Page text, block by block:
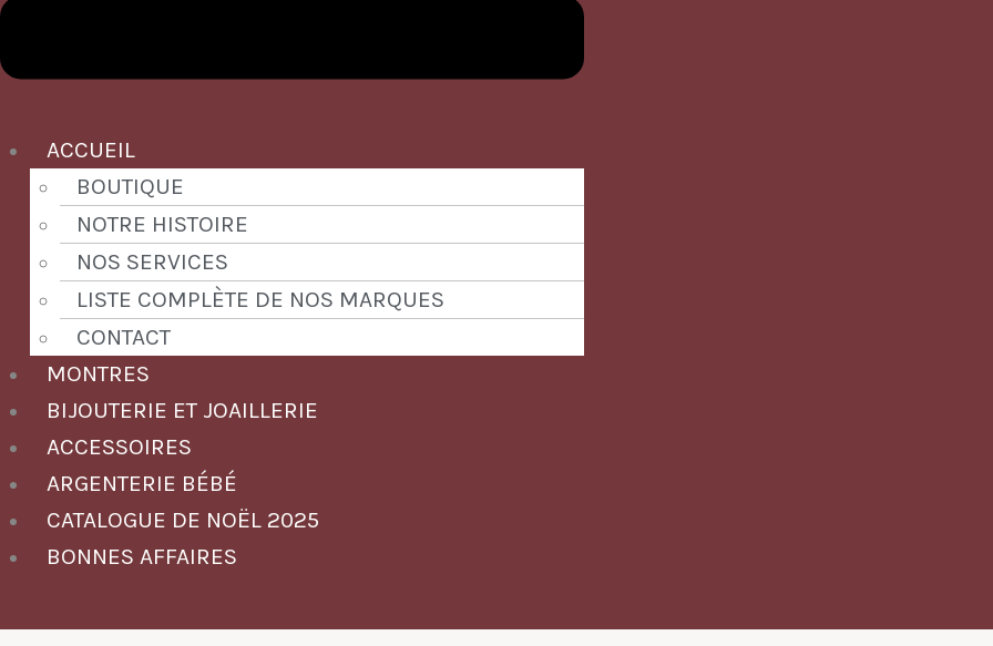
ACCUEIL
BOUTIQUE
NOTRE HISTOIRE
NOS SERVICES
LISTE COMPLÈTE DE NOS MARQUES
CONTACT
MONTRES
BIJOUTERIE ET JOAILLERIE
ACCESSOIRES
ARGENTERIE BÉBÉ
CATALOGUE DE NOËL 2025
BONNES AFFAIRES